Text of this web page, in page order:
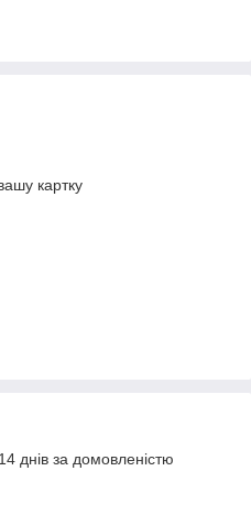
картку
днів за домовленістю